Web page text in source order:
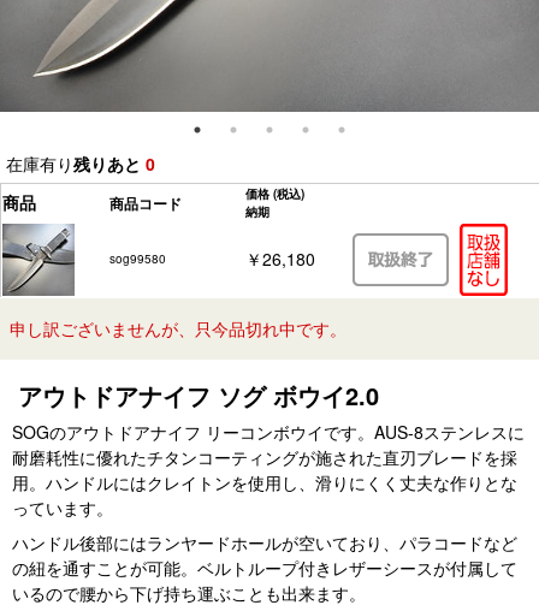
在庫有り残りあと 0
商品
商品コード 価格 (税込)
納期
sog99580 ￥26,180
申し訳ございませんが、只今品切れ中です。
アウトドアナイフ ソグ ボウイ2.0
SOGのアウトドアナイフ リーコンボウイです。AUS-8ステンレスに
耐磨耗性に優れたチタンコーティングが施された直刃ブレードを採
用。ハンドルにはクレイトンを使用し、滑りにくく丈夫な作りとな
っています。
ハンドル後部にはランヤードホールが空いており、パラコードなど
の紐を通すことが可能。ベルトループ付きレザーシースが付属して
いるので腰から下げ持ち運ぶことも出来ます。